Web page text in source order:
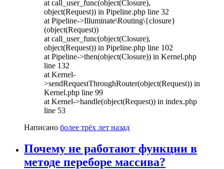
at call_user_func(object(Closure),
object(Request)) in Pipeline.php line 32
at Pipeline->Illuminate\Routing\{closure}
(object(Request))
at call_user_func(object(Closure),
object(Request)) in Pipeline.php line 102
at Pipeline->then(object(Closure)) in Kernel.php
line 132
at Kernel-
>sendRequestThroughRouter(object(Request)) in
Kernel.php line 99
at Kernel->handle(object(Request)) in index.php
line 53
Написано более трёх лет назад
Почему не работают функции в
методе переборе массива?